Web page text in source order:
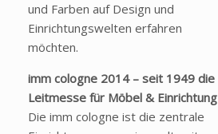
und Farben auf Design und
Einrichtungswelten erfahren
möchten.
imm cologne 2014 – seit 1949 die
Leitmesse für Möbel & Einrichtung
Die imm cologne ist die zentrale